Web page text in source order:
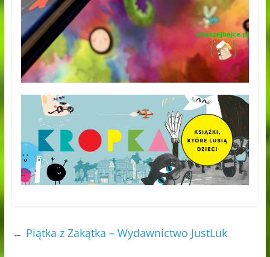
← Piątka z Zakątka – Wydawnictwo JustLuk